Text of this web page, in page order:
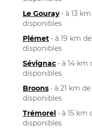
Le Gouray• à 13
disponibles
Plémet • à 19 km
disponibles
Sévignac • à 14
disponibles
Broons • à 21 km
disponibles
Trémorel • à 15
disponibles